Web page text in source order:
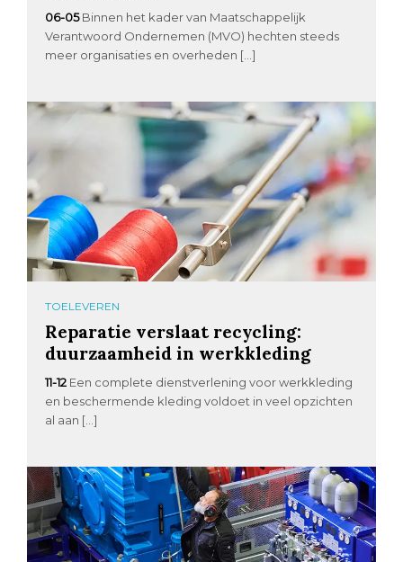
06-05 Binnen het kader van Maatschappelijk
Verantwoord Ondernemen (MVO) hechten steeds
meer organisaties en overheden […]
TOELEVEREN
Reparatie verslaat recycling:
duurzaamheid in werkkleding
11-12 Een complete dienstverlening voor werkkleding
en beschermende kleding voldoet in veel opzichten
al aan […]